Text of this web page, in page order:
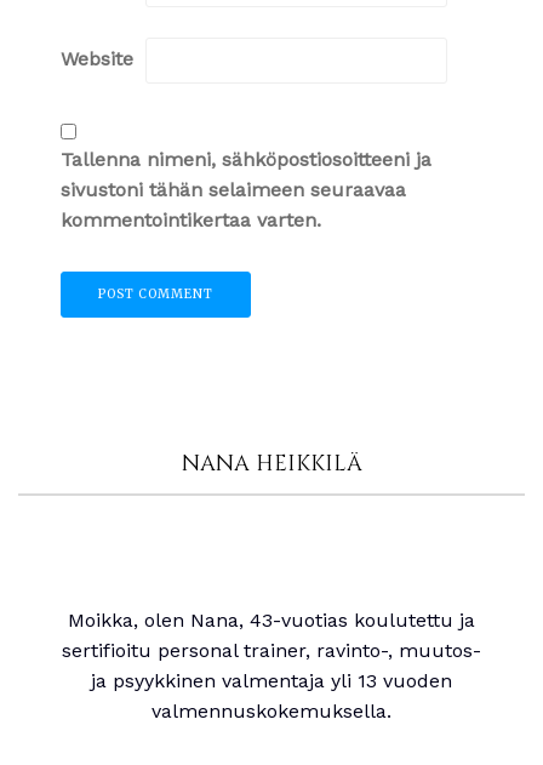
Website
Tallenna nimeni, sähköpostiosoitteeni ja
sivustoni tähän selaimeen seuraavaa
kommentointikertaa varten.
NANA HEIKKILÄ
Moikka, olen Nana, 43-vuotias koulutettu ja
sertifioitu personal trainer, ravinto-, muutos-
ja psyykkinen valmentaja yli 13 vuoden
valmennuskokemuksella.